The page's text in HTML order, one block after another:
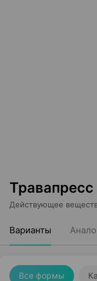
Действующее
Варианты
Все формы